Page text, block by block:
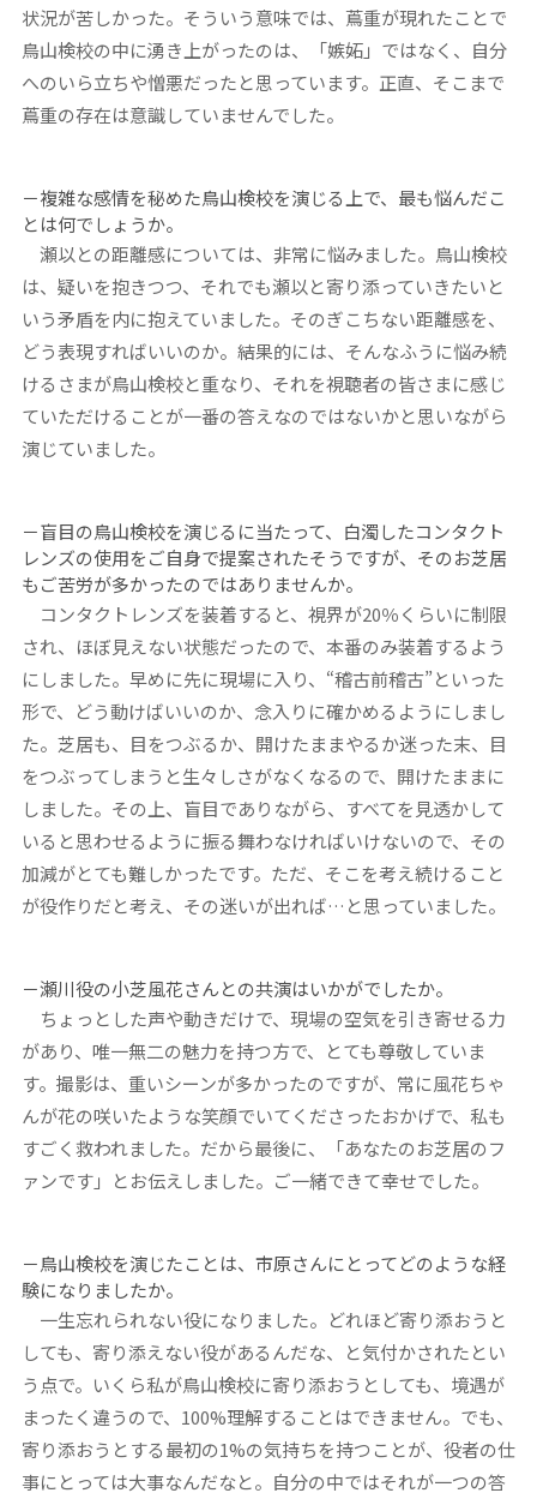
状況が苦しかった。そういう意味では、蔦重が現れたことで
鳥山検校の中に湧き上がったのは、「嫉妬」ではなく、自分
へのいら立ちや憎悪だったと思っています。正直、そこまで
蔦重の存在は意識していませんでした。
－複雑な感情を秘めた鳥山検校を演じる上で、最も悩んだこ
とは何でしょうか。
瀬以との距離感については、非常に悩みました。鳥山検校
は、疑いを抱きつつ、それでも瀬以と寄り添っていきたいと
いう矛盾を内に抱えていました。そのぎこちない距離感を、
どう表現すればいいのか。結果的には、そんなふうに悩み続
けるさまが鳥山検校と重なり、それを視聴者の皆さまに感じ
ていただけることが一番の答えなのではないかと思いながら
演じていました。
－盲目の鳥山検校を演じるに当たって、白濁したコンタクト
レンズの使用をご自身で提案されたそうですが、そのお芝居
もご苦労が多かったのではありませんか。
コンタクトレンズを装着すると、視界が20％くらいに制限
され、ほぼ見えない状態だったので、本番のみ装着するよう
にしました。早めに先に現場に入り、“稽古前稽古”といった
形で、どう動けばいいのか、念入りに確かめるようにしまし
た。芝居も、目をつぶるか、開けたままやるか迷った末、目
をつぶってしまうと生々しさがなくなるので、開けたままに
しました。その上、盲目でありながら、すべてを見透かして
いると思わせるように振る舞わなければいけないので、その
加減がとても難しかったです。ただ、そこを考え続けること
が役作りだと考え、その迷いが出れば…と思っていました。
－瀬川役の小芝風花さんとの共演はいかがでしたか。
ちょっとした声や動きだけで、現場の空気を引き寄せる力
があり、唯一無二の魅力を持つ方で、とても尊敬していま
す。撮影は、重いシーンが多かったのですが、常に風花ちゃ
んが花の咲いたような笑顔でいてくださったおかげで、私も
すごく救われました。だから最後に、「あなたのお芝居のフ
ァンです」とお伝えしました。ご一緒できて幸せでした。
－鳥山検校を演じたことは、市原さんにとってどのような経
験になりましたか。
一生忘れられない役になりました。どれほど寄り添おうと
しても、寄り添えない役があるんだな、と気付かされたとい
う点で。いくら私が鳥山検校に寄り添おうとしても、境遇が
まったく違うので、100%理解することはできません。でも、
寄り添おうとする最初の1%の気持ちを持つことが、役者の仕
事にとっては大事なんだなと。自分の中ではそれが一つの答